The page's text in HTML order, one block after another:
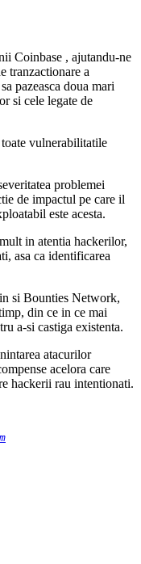
Coinbase , ajutandu-ne
tranzactionare a
pazeasca doua mari
si cele legate de
vulnerabilitatile
problemei
de impactul pe care il
este acesta.
in atentia hackerilor,
asa ca identificarea
si Bounties Network,
din ce in ce mai
a-si castiga existenta.
atacurilor
acelora care
hackerii rau intentionati.